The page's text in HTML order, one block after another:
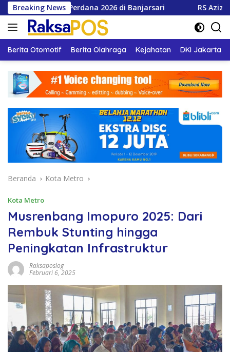
Langsung
ke
konten
Breaking News
LLI Perdana 2026 di Banjarsari RS Azizah Layani 66
Berita Otomotif Berita Olahraga Kejahatan DKI Jakarta
Beranda Kota Metro
Kota Metro
Musrenbang Imopuro 2025: Dari
Rembuk Stunting hingga
Peningkatan Infrastruktur
Raksaposlog
Februari 6, 2025